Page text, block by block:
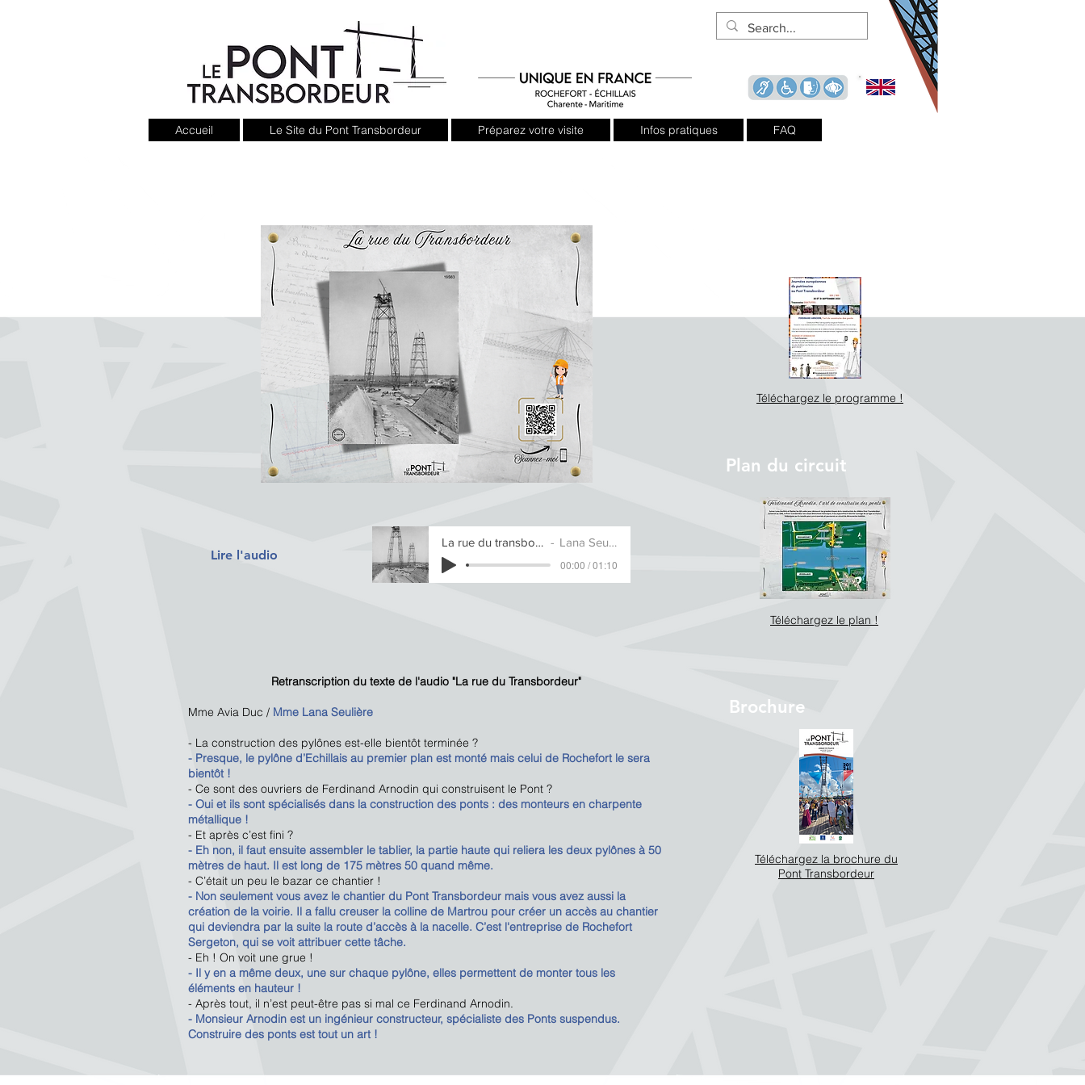
Accueil Le Site du Pont Transbordeur Préparez votre visite Infos pratiques FAQ
Lire l'audio
La rue du transbordeur
Lana Seulière
00:00 / 01:10
Retranscription du texte de l'audio "La rue du Transbordeur"
Mme Avia Duc / Mme Lana Seulière
- La construction des pylônes est-elle bientôt terminée ?
- Presque, le pylône d’Echillais au premier plan est monté mais celui de Rochefort le sera
bientôt !
- Ce sont des ouvriers de Ferdinand Arnodin qui construisent le Pont ?
- Oui et ils sont spécialisés dans la construction des ponts : des monteurs en charpente
métallique !
- Et après c’est fini ?
- Eh non, il faut ensuite assembler le tablier, la partie haute qui reliera les deux pylônes à 50
mètres de haut. Il est long de 175 mètres 50 quand même.
- C’était un peu le bazar ce chantier !
- Non seulement vous avez le chantier du Pont Transbordeur mais vous avez aussi la
création de la voirie. Il a fallu creuser la colline de Martrou pour créer un accès au chantier
qui deviendra par la suite la route d’accès à la nacelle. C’est l'entreprise de Rochefort
Sergeton, qui se voit attribuer cette tâche.
- Eh ! On voit une grue !
- Il y en a même deux, une sur chaque pylône, elles permettent de monter tous les
éléments en hauteur !
- Après tout, il n’est peut-être pas si mal ce Ferdinand Arnodin.
- Monsieur Arnodin est un ingénieur constructeur, spécialiste des Ponts suspendus.
Construire des ponts est tout un art !
Téléchargez le programme !
Téléchargez le plan !
Plan du circuit
Téléchargez la brochure du
Pont Transbordeur
Brochure